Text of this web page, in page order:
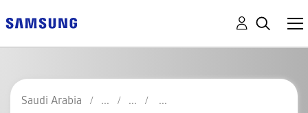
Saudi Arabia